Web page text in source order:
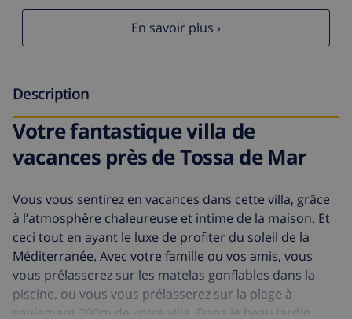
En savoir plus ›
Description
Votre fantastique villa de
vacances près de Tossa de Mar
Vous vous sentirez en vacances dans cette villa, grâce
à l’atmosphère chaleureuse et intime de la maison. Et
ceci tout en ayant le luxe de profiter du soleil de la
Méditerranée. Avec votre famille ou vos amis, vous
vous prélasserez sur les matelas gonflables dans la
piscine, ou vous vous prélasserez sur la plage à
seulement 200m de votre villa. Dans le beau jardin,